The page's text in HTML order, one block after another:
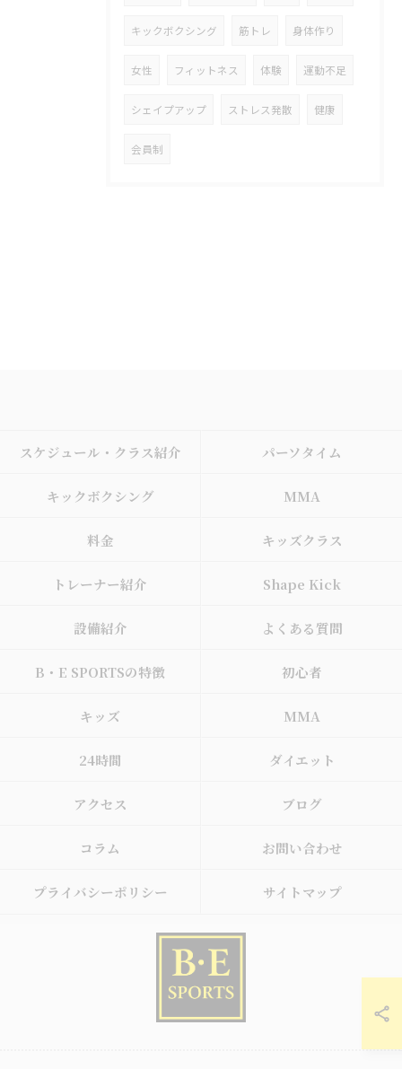
キックボクシング 筋トレ 身体作り
女性 フィットネス 体験 運動不足
シェイプアップ ストレス発散 健康
会員制
スケジュール・クラス紹介 パーソタイム
キックボクシング MMA
料金 キッズクラス
トレーナー紹介 Shape Kick
設備紹介 よくある質問
B・E SPORTSの特徴 初心者
キッズ MMA
24時間 ダイエット
アクセス ブログ
コラム お問い合わせ
プライバシーポリシー サイトマップ